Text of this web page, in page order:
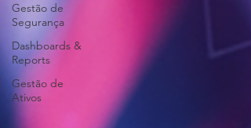
Gestão de
Segurança
Dashboards &
Reports
Gestão de
Ativos